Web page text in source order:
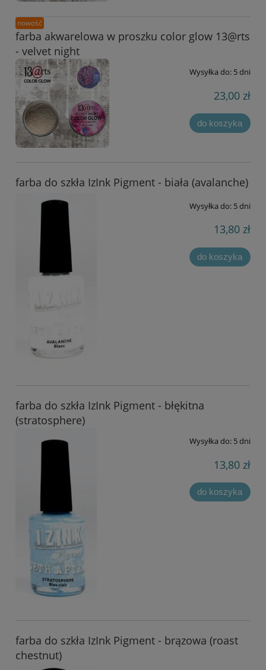
farba akwarelowa w proszku color glow 13@rts
- velvet night
Wysyłka do: 5 dni
23,00 zł
do koszyka
nowość
farba do szkła IzInk Pigment - biała (avalanche)
Wysyłka do: 5 dni
13,80 zł
do koszyka
farba do szkła IzInk Pigment - błękitna
(stratosphere)
Wysyłka do: 5 dni
13,80 zł
do koszyka
farba do szkła IzInk Pigment - brązowa (roast
chestnut)